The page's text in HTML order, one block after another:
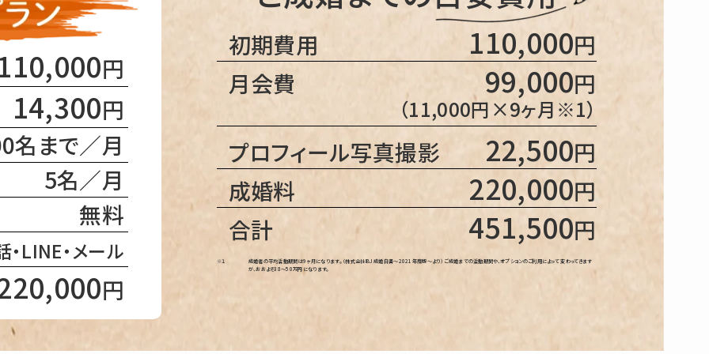
円
14,300円
名まで／月
5名／月
無料
・LINE・メール
円
初期費用 110,000円
月会費
99,000円
（11,000円×9ヶ月※1）
プロフィール写真撮影 22,500円
成婚料
220,000円
合計
451,500円
※１
成婚者の平均活動期間は9ヶ月になります。 （株式会社IBJ 成婚白書～2021年度版～より） ご成婚までの活動期間や、オプションのご利用によって 変わってきます
が、おおよそ38〜50万円になります。